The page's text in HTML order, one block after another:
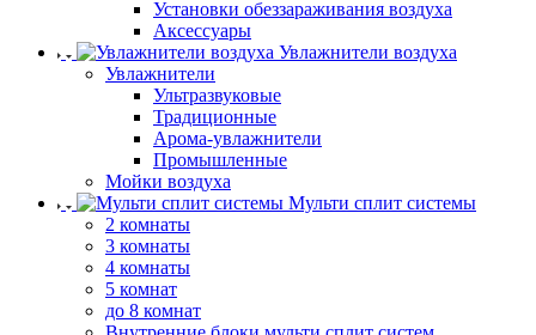
Установки обеззараживания воздуха
Аксессуары
Увлажнители воздуха
Увлажнители
Ультразвуковые
Традиционные
Арома-увлажнители
Промышленные
Мойки воздуха
Мульти сплит системы
2 комнаты
3 комнаты
4 комнаты
5 комнат
до 8 комнат